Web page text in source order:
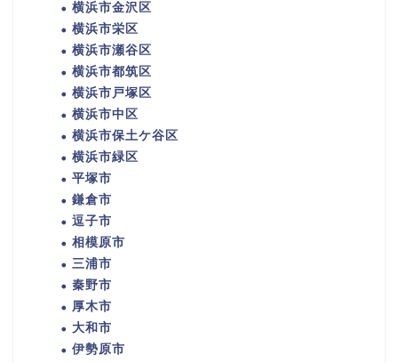
横浜市金沢区
横浜市栄区
横浜市瀬谷区
横浜市都筑区
横浜市戸塚区
横浜市中区
横浜市保土ケ谷区
横浜市緑区
平塚市
鎌倉市
逗子市
相模原市
三浦市
秦野市
厚木市
大和市
伊勢原市